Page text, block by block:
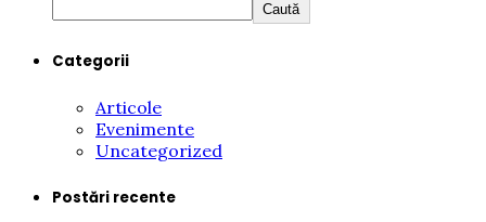
Caută
Categorii
Articole
Evenimente
Uncategorized
Postări recente